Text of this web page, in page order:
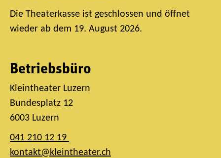
Die Theaterkasse ist geschlossen und öffnet
wieder ab dem 19. August 2026.
Betriebsbüro
Kleintheater Luzern
Bundesplatz 12
6003 Luzern
041 210 12 19
kontakt@kleintheater.ch